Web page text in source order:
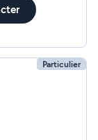
Particulier